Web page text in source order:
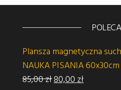
Plansza magnetyczna
NAUKA PISANIA 60x30cm
85,00złPierwotna cena
80,00 złAktualna